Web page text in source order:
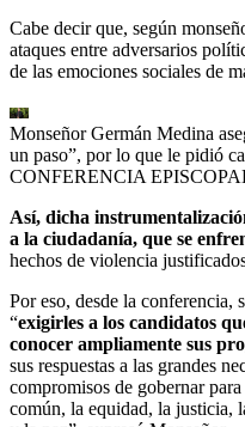
Cabe decir que, según
ataques entre adversarios
de las emociones sociales de
Monseñor Germán Medina
un paso”, por lo que le pidió
CONFERENCIA
Así, dicha
a la ciudadanía, que se
hechos de violencia
Por eso, desde la conferencia,
“exigirles a los candidatos
conocer ampliamente sus
sus respuestas a las grandes
compromisos de gobernar
común, la equidad, la justicia,